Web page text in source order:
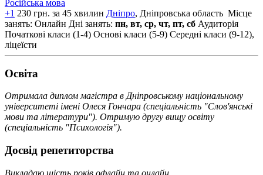
Російська мова
+1 230 грн. за 45 хвилин Дніпро, Дніпровська область Місце
занять: Онлайн Дні занять: пн, вт, ср, чт, пт, сб Аудиторія
Початкові класи (1-4) Основі класи (5-9) Середні класи (9-12),
ліцеїсти
Освiта
Отримала диплом магістра в Дніпровському національному
університеті імені Олеся Гончара (спеціальність "Слов'янські
мови та літератури"). Отримую другу вищу освіту
(спеціальність "Психологія").
Досвід репетиторства
Викладаю шість років офлайн та онлайн.